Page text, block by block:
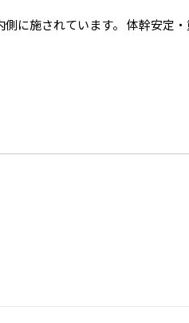
お
【
施されています。 体幹安定